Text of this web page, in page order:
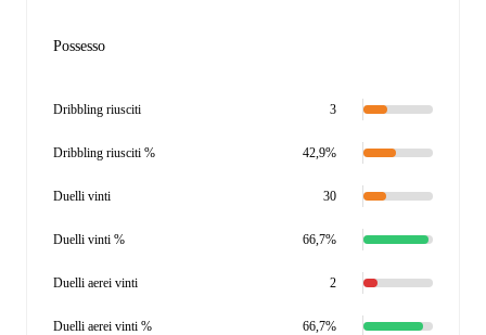
Possesso
Dribbling riusciti 3
Dribbling riusciti % 42,9%
Duelli vinti 30
Duelli vinti % 66,7%
Duelli aerei vinti 2
Duelli aerei vinti % 66,7%